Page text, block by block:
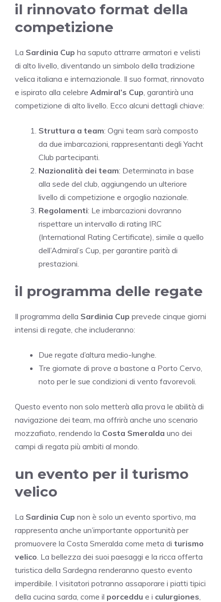
il rinnovato format della
competizione
La Sardinia Cup ha saputo attrarre armatori e velisti
di alto livello, diventando un simbolo della tradizione
velica italiana e internazionale. Il suo format, rinnovato
e ispirato alla celebre Admiral’s Cup , garantirà una
competizione di alto livello. Ecco alcuni dettagli chiave:
Struttura a team: Ogni team sarà composto
da due imbarcazioni, rappresentanti degli Yacht
Club partecipanti.
Nazionalità dei team: Determinata in base
alla sede del club, aggiungendo un ulteriore
livello di competizione e orgoglio nazionale.
Regolamenti: Le imbarcazioni dovranno
rispettare un intervallo di rating IRC
(International Rating Certificate), simile a quello
dell’Admiral’s Cup, per garantire parità di
prestazioni.
il programma delle regate
Il programma della Sardinia Cup prevede cinque giorni
intensi di regate, che includeranno:
Due regate d’altura medio-lunghe.
Tre giornate di prove a bastone a Porto Cervo,
noto per le sue condizioni di vento favorevoli.
Questo evento non solo metterà alla prova le abilità di
navigazione dei team, ma offrirà anche uno scenario
mozzafiato, rendendo la Costa Smeralda uno dei
campi di regata più ambiti al mondo.
un evento per il turismo
velico
La Sardinia Cup non è solo un evento sportivo, ma
rappresenta anche un’importante opportunità per
promuovere la Costa Smeralda come meta di turismo
velico . La bellezza dei suoi paesaggi e la ricca offerta
turistica della Sardegna renderanno questo evento
imperdibile. I visitatori potranno assaporare i piatti tipici
della cucina sarda, come il porceddu e i culurgiones